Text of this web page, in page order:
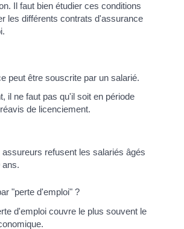
Il faut bien étudier ces conditions
les différents contrats d'assurance
peut être souscrite par un salarié.
il ne faut pas qu'il soit en période
de licenciement.
assureurs refusent les salariés âgés
ans.
"perte d'emploi" ?
d'emploi couvre le plus souvent le